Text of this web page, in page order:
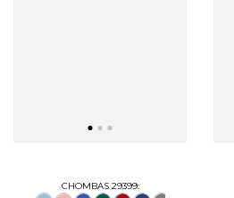
CHOMBAS 29399: